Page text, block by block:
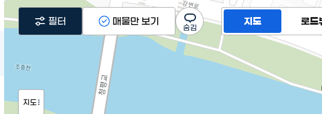
지도 로드
지도
필터 매물만 보기